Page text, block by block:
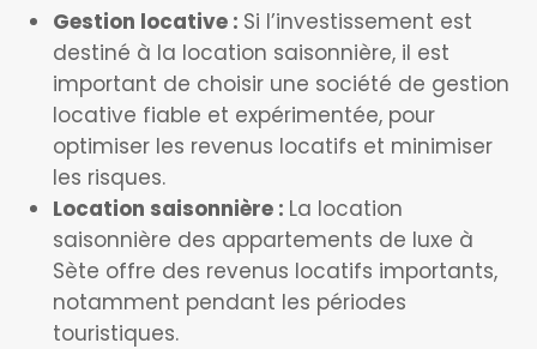
Gestion locative : Si l’investissement est
destiné à la location saisonnière, il est
important de choisir une société de gestion
locative fiable et expérimentée, pour
optimiser les revenus locatifs et minimiser
les risques.
Location saisonnière : La location
saisonnière des appartements de luxe à
Sète offre des revenus locatifs importants,
notamment pendant les périodes
touristiques.